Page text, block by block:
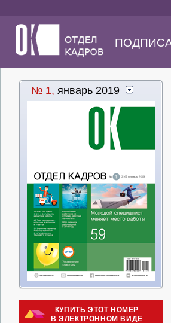
№ 1, январь 2019
КУПИТЬ ЭТОТ НОМЕР
В ЭЛЕКТРОННОМ ВИДЕ